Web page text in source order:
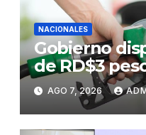
NACIONALES
Gobierno
de RD$3
premium y
AGO 7, 2026